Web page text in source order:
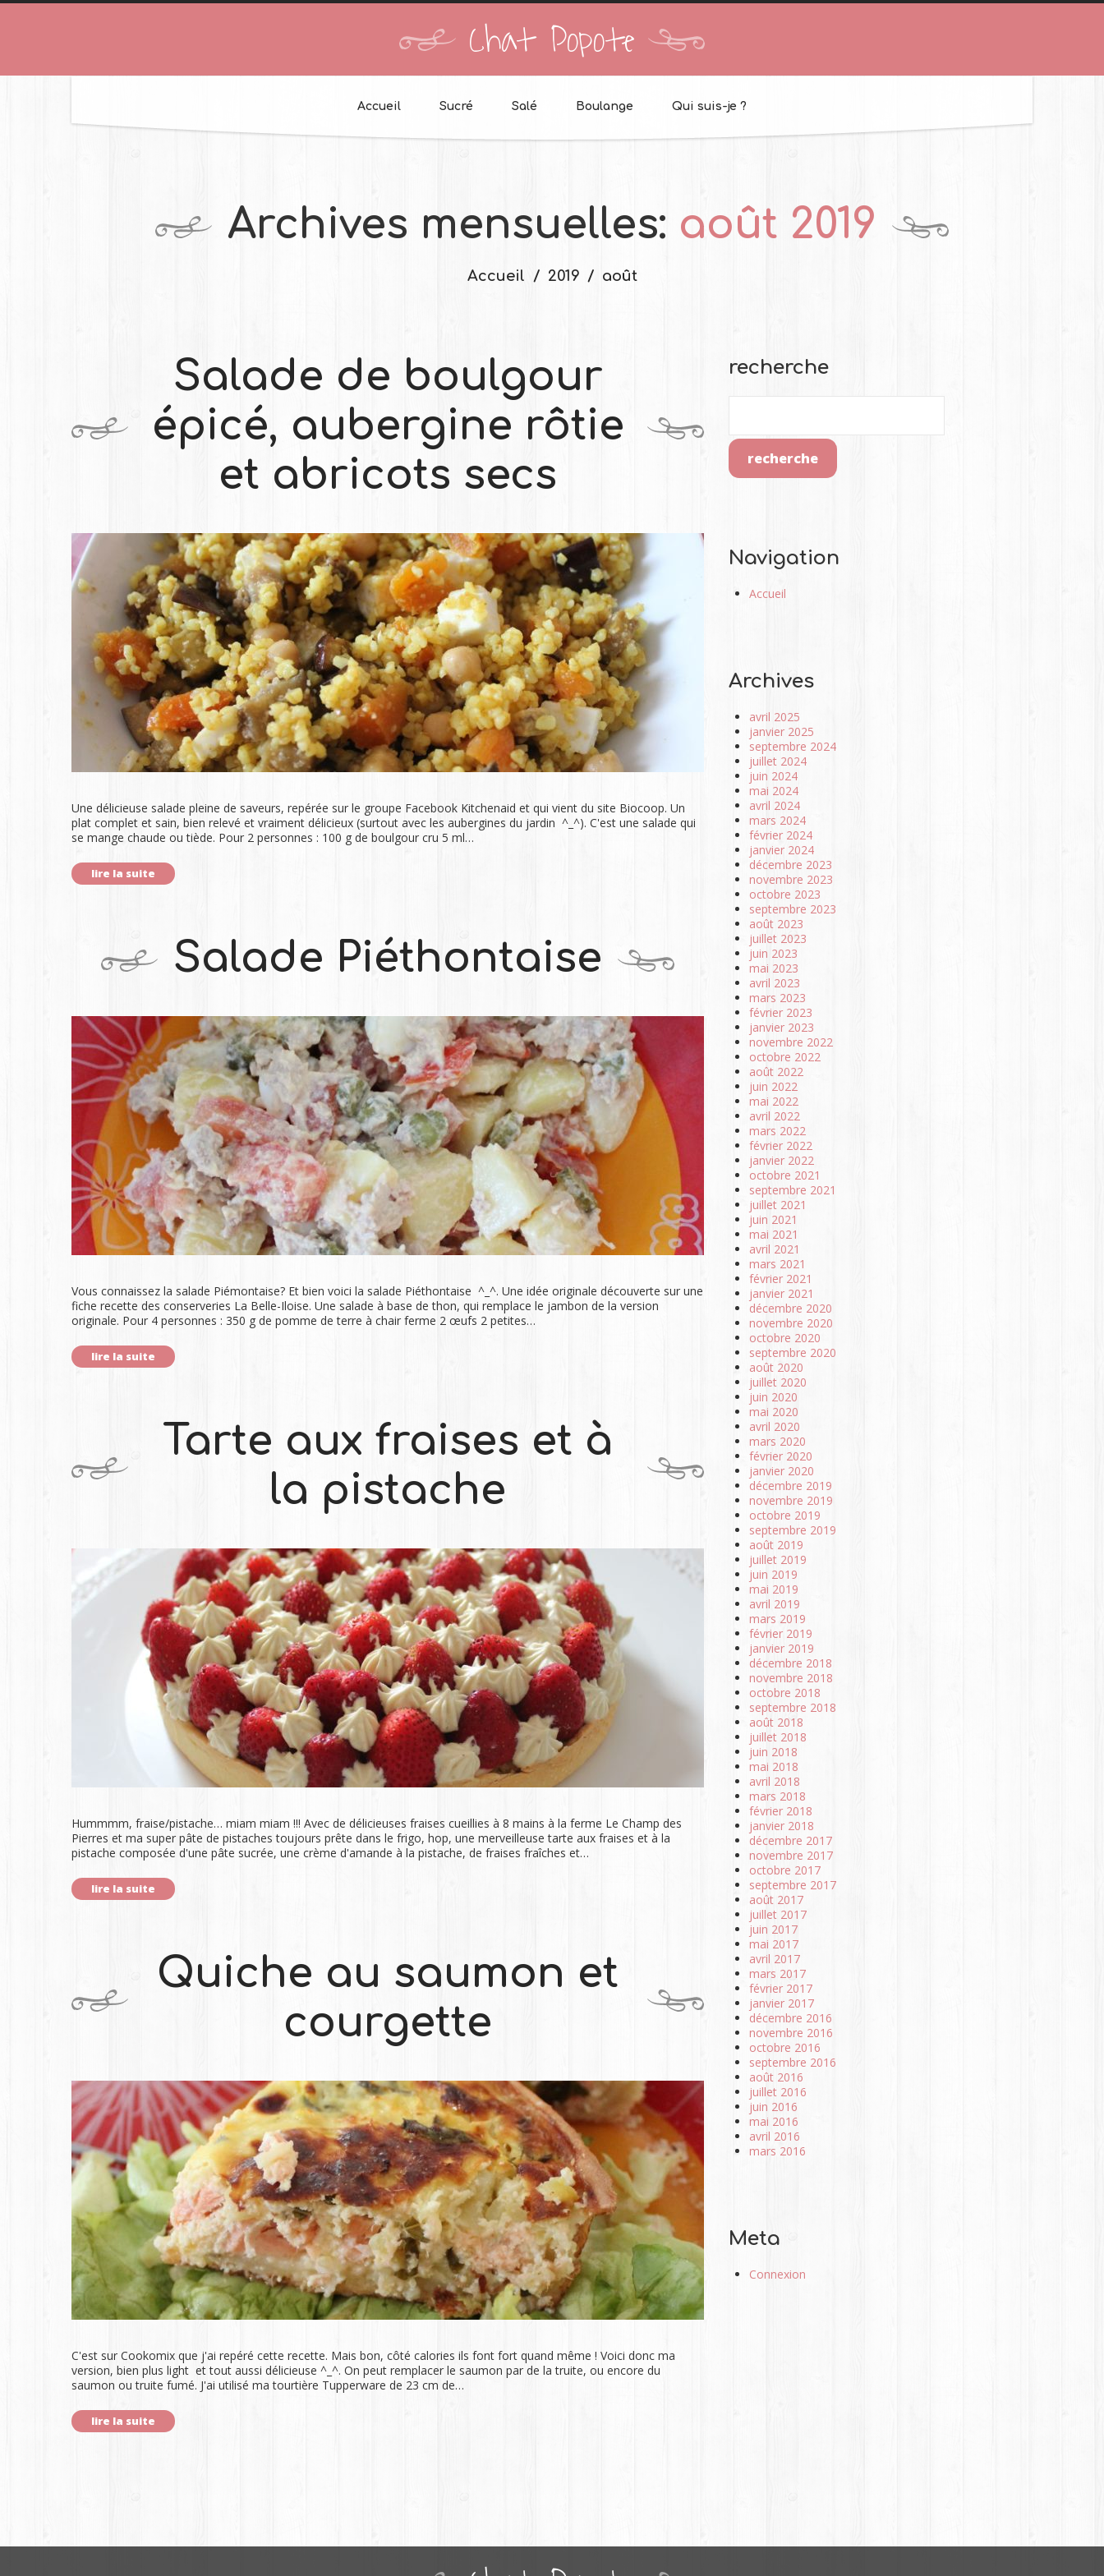
Chat Popote
Accueil Sucré Salé Boulange Qui suis-je ?
Archives mensuelles: août 2019
Accueil 2019 août
Salade de boulgour
épicé, aubergine rôtie
et abricots secs
Une délicieuse salade pleine de saveurs, repérée sur le groupe Facebook Kitchenaid et qui vient du site Biocoop. Un
plat complet et sain, bien relevé et vraiment délicieux (surtout avec les aubergines du jardin ^_^). C'est une salade qui
se mange chaude ou tiède. Pour 2 personnes : 100 g de boulgour cru 5 ml…
lire la suite
Salade Piéthontaise
Vous connaissez la salade Piémontaise? Et bien voici la salade Piéthontaise ^_^. Une idée originale découverte sur une
fiche recette des conserveries La Belle-Iloise. Une salade à base de thon, qui remplace le jambon de la version
originale. Pour 4 personnes : 350 g de pomme de terre à chair ferme 2 œufs 2 petites…
lire la suite
Tarte aux fraises et à
la pistache
Hummmm, fraise/pistache… miam miam !!! Avec de délicieuses fraises cueillies à 8 mains à la ferme Le Champ des
Pierres et ma super pâte de pistaches toujours prête dans le frigo, hop, une merveilleuse tarte aux fraises et à la
pistache composée d'une pâte sucrée, une crème d'amande à la pistache, de fraises fraîches et…
lire la suite
Quiche au saumon et
courgette
C'est sur Cookomix que j'ai repéré cette recette. Mais bon, côté calories ils font fort quand même ! Voici donc ma
version, bien plus light et tout aussi délicieuse ^_^. On peut remplacer le saumon par de la truite, ou encore du
saumon ou truite fumé. J'ai utilisé ma tourtière Tupperware de 23 cm de…
lire la suite
recherche
Navigation
Accueil
Archives
avril 2025
janvier 2025
septembre 2024
juillet 2024
juin 2024
mai 2024
avril 2024
mars 2024
février 2024
janvier 2024
décembre 2023
novembre 2023
octobre 2023
septembre 2023
août 2023
juillet 2023
juin 2023
mai 2023
avril 2023
mars 2023
février 2023
janvier 2023
novembre 2022
octobre 2022
août 2022
juin 2022
mai 2022
avril 2022
mars 2022
février 2022
janvier 2022
octobre 2021
septembre 2021
juillet 2021
juin 2021
mai 2021
avril 2021
mars 2021
février 2021
janvier 2021
décembre 2020
novembre 2020
octobre 2020
septembre 2020
août 2020
juillet 2020
juin 2020
mai 2020
avril 2020
mars 2020
février 2020
janvier 2020
décembre 2019
novembre 2019
octobre 2019
septembre 2019
août 2019
juillet 2019
juin 2019
mai 2019
avril 2019
mars 2019
février 2019
janvier 2019
décembre 2018
novembre 2018
octobre 2018
septembre 2018
août 2018
juillet 2018
juin 2018
mai 2018
avril 2018
mars 2018
février 2018
janvier 2018
décembre 2017
novembre 2017
octobre 2017
septembre 2017
août 2017
juillet 2017
juin 2017
mai 2017
avril 2017
mars 2017
février 2017
janvier 2017
décembre 2016
novembre 2016
octobre 2016
septembre 2016
août 2016
juillet 2016
juin 2016
mai 2016
avril 2016
mars 2016
Meta
Connexion